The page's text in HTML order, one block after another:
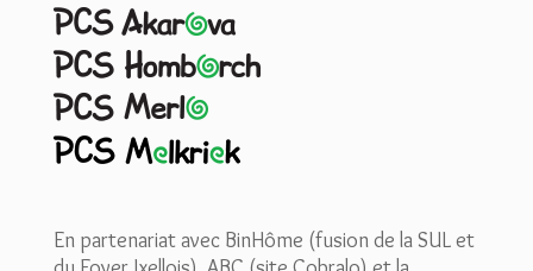
En partenariat avec BinHôme (fusion de la SUL et